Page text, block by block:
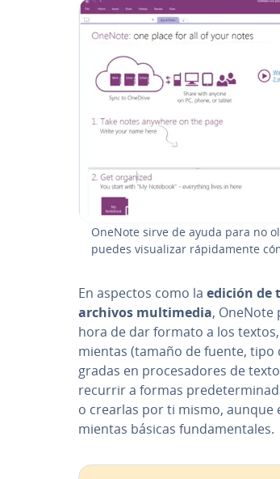
OneNote sirve de ayuda para no
puedes vi­sua­li­zar rá­pi­da­me­n­te
En aspectos como la edición de
archivos mu­l­ti­me­dia, OneNote
hora de dar formato a los
mie­n­tas (tamaño de fuente,
gra­das en pro­ce­sa­do­res de
recurrir a formas
o crearlas por ti mismo,
mie­n­tas básicas fu­n­da­me­n­ta­les.